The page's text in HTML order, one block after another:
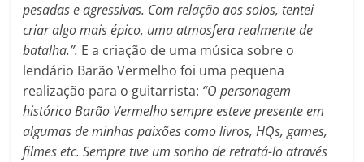
pesadas e agressivas. Com relação aos solos, tentei
criar algo mais épico, uma atmosfera realmente de
batalha.”. E a criação de uma música sobre o
lendário Barão Vermelho foi uma pequena
realização para o guitarrista: “O personagem
histórico Barão Vermelho sempre esteve presente em
algumas de minhas paixões como livros, HQs, games,
filmes etc. Sempre tive um sonho de retratá-lo através